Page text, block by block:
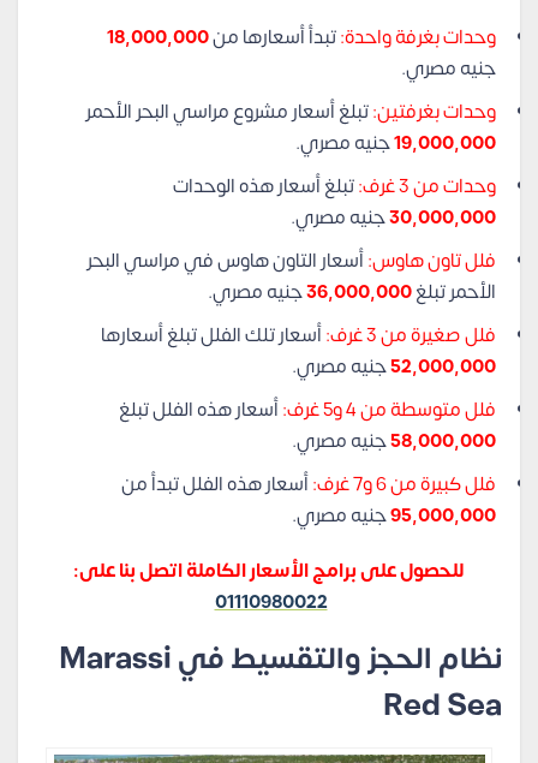
وحدات بغرفة واحدة:تبدأ أسعارها من18,000,000
جنيه مصري.
وحدات بغرفتين:تبلغ أسعار مشروع مراسي البحر الأحمر
19,000,000جنيه مصري.
وحدات من 3 غرف:
تبلغ أسعار هذه الوحدات
30,000,000جنيه مصري.
فلل تاون هاوس:أسعار التاون هاوس في مراسي البحر
الأحمر تبلغ36,000,000جنيه مصري.
فلل صغيرة من 3 غرف:
أسعار تلك الفلل تبلغ أسعارها
52,000,000جنيه مصري.
فلل متوسطة من 4 و5 غرف:
أسعار هذه الفلل تبلغ
58,000,000جنيه مصري.
فلل كبيرة من 6 و7 غرف:
أسعار هذه الفلل تبدأ من
95,000,000جنيه مصري.
للحصول على برامج الأسعار الكاملة اتصل بنا على:
01110980022
نظام الحجز والتقسيط في Marassi
Red Sea